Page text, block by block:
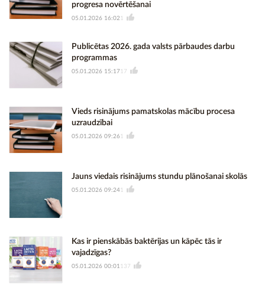
progresa novērtēšanai
05.01.2026 16:02 1
Publicētas 2026. gada valsts pārbaudes darbu
programmas
05.01.2026 15:1717
Vieds risinājums pamatskolas mācību procesa
uzraudzībai
05.01.2026 09:261
Jauns viedais risinājums stundu plānošanai skolās
05.01.2026 09:241
Kas ir pienskābās baktērijas un kāpēc tās ir
vajadzīgas?
05.01.2026 00:01 137